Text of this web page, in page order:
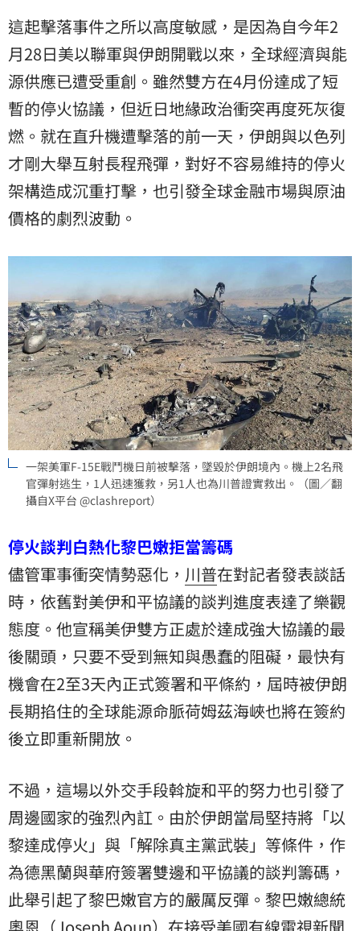
這起擊落事件之所以高度敏感，是因為自今年2
月28日美以聯軍與伊朗開戰以來，全球經濟與能
源供應已遭受重創。雖然雙方在4月份達成了短
暫的停火協議，但近日地緣政治衝突再度死灰復
燃。就在直升機遭擊落的前一天，伊朗與以色列
才剛大舉互射長程飛彈，對好不容易維持的停火
架構造成沉重打擊，也引發全球金融市場與原油
價格的劇烈波動。
一架美軍F-15E戰鬥機日前被擊落，墜毀於伊朗境內。機上2名飛
官彈射逃生，1人迅速獲救，另1人也為川普證實救出。（圖／翻
攝自X平台 @clashreport）
停火談判白熱化黎巴嫩拒當籌碼
儘管軍事衝突情勢惡化， 川普在對記者發表談話
時，依舊對美伊和平協議的談判進度表達了樂觀
態度。他宣稱美伊雙方正處於達成強大協議的最
後關頭，只要不受到無知與愚蠢的阻礙，最快有
機會在2至3天內正式簽署和平條約，屆時被伊朗
長期掐住的全球能源命脈荷姆茲海峽也將在簽約
後立即重新開放。
不過，這場以外交手段斡旋和平的努力也引發了
周邊國家的強烈內訌。由於伊朗當局堅持將「以
黎達成停火」與「解除真主黨武裝」等條件，作
為德黑蘭與華府簽署雙邊和平協議的談判籌碼，
此舉引起了黎巴嫩官方的嚴厲反彈。黎巴嫩總統